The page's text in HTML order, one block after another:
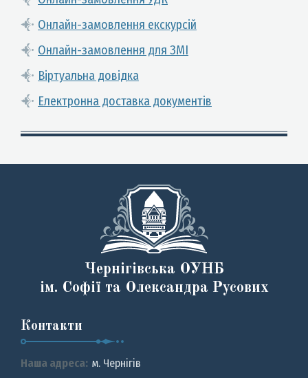
Онлайн-замовлення екскурсій
Онлайн-замовлення для ЗМІ
Віртуальна довідка
Електронна доставка документів
Чернігівська ОУНБ
ім. Софії та Олександра Русових
Контакти
Наша адреса: м. Чернiгiв